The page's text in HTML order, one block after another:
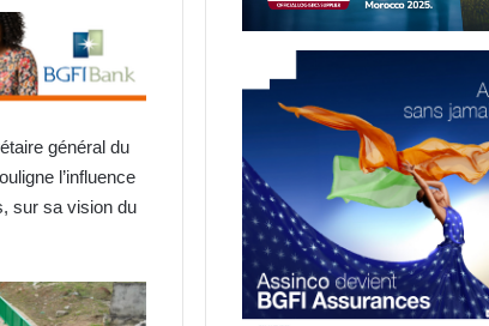
général du
l’influence
sur sa vision du